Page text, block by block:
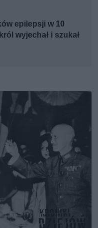
epilepsji w 10
wyjechał i szukał